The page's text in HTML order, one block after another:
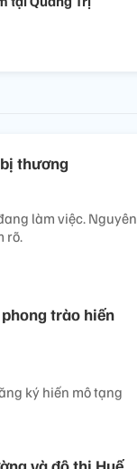
thương
làm việc. Nguyên
rõ.
trào hiến
ký hiến mô tạng